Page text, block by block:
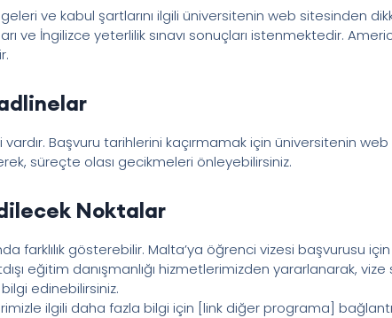
ve kabul şartlarını ilgili üniversitenin web sitesinden
ve İngilizce yeterlilik sınavı sonuçları istenmektedir.
Başvuru tarihlerini kaçırmamak için üniversitenin
süreçte olası gecikmeleri önleyebilirsiniz.
Noktalar
farklılık gösterebilir. Malta’ya öğrenci vizesi başvurusu
eğitim danışmanlığı hizmetlerimizden yararlanarak,
edinebilirsiniz.
ilgili daha fazla bilgi için [link diğer programa]